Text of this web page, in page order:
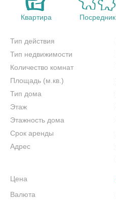
Квартира Посредник
Тип действия
Тип недвижимости
Количество комнат
Площадь (м.кв.)
Тип дома
Этаж
Этажность дома
Срок аренды
Адрес
Цена
Валюта